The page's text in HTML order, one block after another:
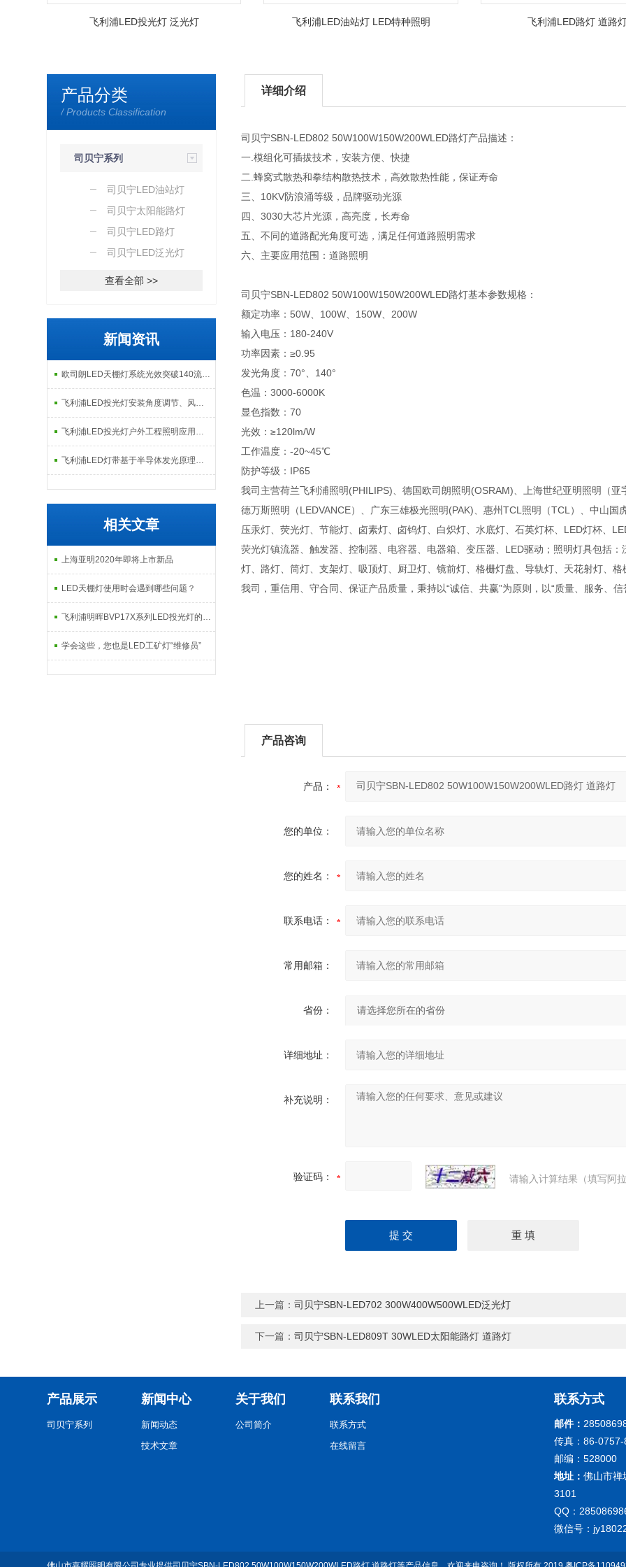
飞利浦LED投光灯 泛光灯 飞利浦LED油站灯 LED特种照明 飞利浦LED路灯 道路
产品分类
/ Products Classification
司贝宁系列
司贝宁LED油站灯
司贝宁太阳能路灯
司贝宁LED路灯
司贝宁LED泛光灯
查看全部 >>
新闻资讯
欧司朗LED天棚灯系统光效突破140流明每瓦：工业照明节能改造的核心指标解析
飞利浦LED投光灯安装角度调节、风载影响及现场调试注意事项
飞利浦LED投光灯户外工程照明应用场景与日常维护检修指南
飞利浦LED灯带基于半导体发光原理的构造与智能调控技术解析
相关文章
上海亚明2020年即将上市新品
LED天棚灯使用时会遇到哪些问题？
飞利浦明晖BVP17X系列LED投光灯的优势及特点
学会这些，您也是LED工矿灯“维修员”
详细介绍
司贝宁SBN-LED802 50W100W150W200WLED路灯产品描述：
一.模组化可插拔技术，安装方便、快捷
二.蜂窝式散热和拳结构散热技术，高效散热性能，保证寿命
三、10KV防浪涌等级，品牌驱动光源
四、3030大芯片光源，高亮度，长寿命
五、不同的道路配光角度可选，满足任何道路照明需求
六、主要应用范围：道路照明
司贝宁SBN-LED802 50W100W150W200WLED路灯基本参数规格：
额定功率：50W、100W、150W、200W
输入电压：180-240V
功率因素：≥0.95
发光角度：70°、140°
色温：3000-6000K
显色指数：70
光效：≥120lm/W
工作温度：-20~45℃
防护等级：IP65
我司主营荷兰飞利浦照明(PHILIPS)、德国欧司朗照明(OSRAM)、上海世纪亚明照明（
德万斯照明（LEDVANCE）、广东三雄极光照明(PAK)、惠州TCL照明（TCL）、中山
压汞灯、荧光灯、节能灯、卤素灯、卤钨灯、白炽灯、水底灯、石英灯杯、LED灯杯、
荧光灯镇流器、触发器、控制器、电容器、电器箱、变压器、LED驱动；照明灯具包括
灯、路灯、筒灯、支架灯、吸顶灯、厨卫灯、镜前灯、格栅灯盘、导轨灯、天花射灯、
我司，重信用、守合同、保证产品质量，秉持以“诚信、共赢”为原则，以“质量、服务、
产品咨询
产品：
您的单位：
您的姓名：
联系电话：
常用邮箱：
省份：
详细地址：
补充说明：
验证码： 请输入计算结果（填写阿
上一篇：司贝宁SBN-LED702 300W400W500WLED泛光灯
下一篇：司贝宁SBN-LED809T 30WLED太阳能路灯 道路灯
产品展示
司贝宁系列
新闻中心
新闻动态
技术文章
关于我们
公司简介
联系我们
联系方式
在线留言
联系方式
邮件：
传真：86-
邮编：528000
地址： 佛山市禅
3101
QQ：
微信号：